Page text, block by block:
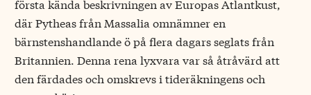
första kända beskrivningen av Europas Atlantkust,
där Pytheas från Massalia omnämner en
bärnstenshandlande ö på flera dagars seglats från
Britannien. Denna rena lyxvara var så åtråvärd att
den färdades och omskrevs i tideräkningens och